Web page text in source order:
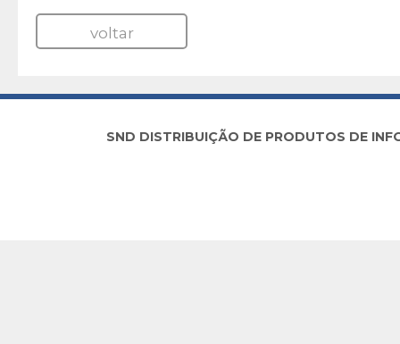
voltar
SND DISTRIBUIÇÃO DE PRODUTOS DE